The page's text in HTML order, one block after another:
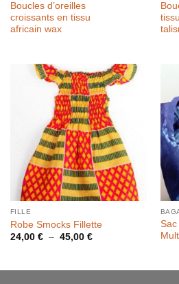
Boucles d’oreilles
croissants en tissu
africain wax
FILLE
Robe Smocks Fillette
24,00 € – 45,00 €Plage
à
Sac